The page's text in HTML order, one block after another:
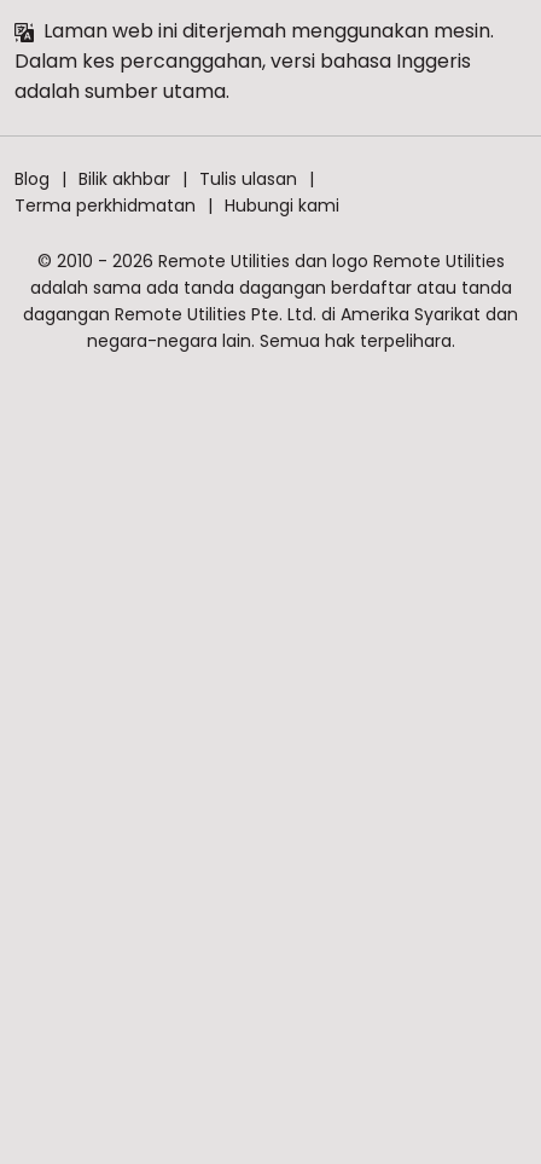
Laman web ini diterjemah menggunakan mesin.
Dalam kes percanggahan, versi bahasa Inggeris
adalah sumber utama.
Blog Bilik akhbar
Tulis ulasan
Terma perkhidmatan
Hubungi kami
© 2010 - 2026 Remote Utilities dan logo Remote Utilities
adalah sama ada tanda dagangan berdaftar atau tanda
dagangan Remote Utilities Pte. Ltd. di Amerika Syarikat dan
negara-negara lain. Semua hak terpelihara.